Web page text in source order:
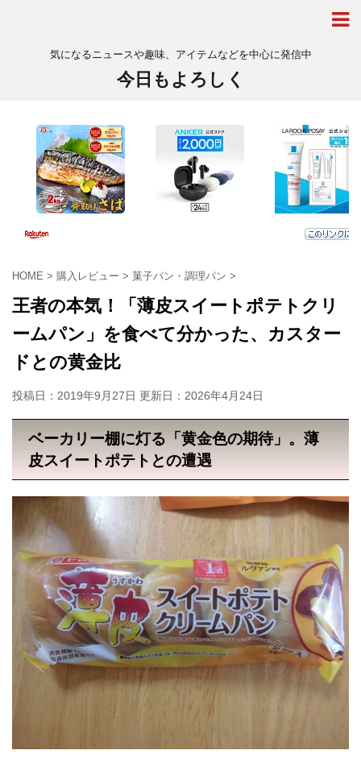
気になるニュースや趣味、アイテムなどを中心に発信中
今日もよろしく
HOME > 購入レビュー > 菓子パン・調理パン >
王者の本気！「薄皮スイートポテトクリ
ームパン」を食べて分かった、カスター
ドとの黄金比
投稿日：2019年9月27日 更新日： 2026年4月24日
ベーカリー棚に灯る「黄金色の期待」。薄
皮スイートポテトとの遭遇